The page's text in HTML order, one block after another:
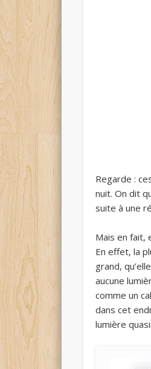
Regarde :
nuit. On dit
suite à une
Mais en fait,
En effet, la
grand,
aucune
comme un
dans cet
lumière